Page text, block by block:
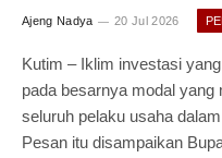
Ajeng Nadya 20 Jul 2026
Kutim – Iklim investasi
pada besarnya modal
seluruh pelaku usaha
Pesan itu disampaikan